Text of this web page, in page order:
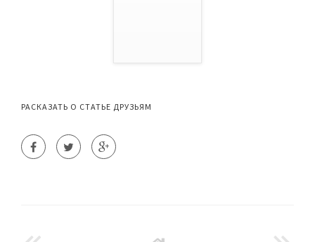
РАСКАЗАТЬ О СТАТЬЕ ДРУЗЬЯМ